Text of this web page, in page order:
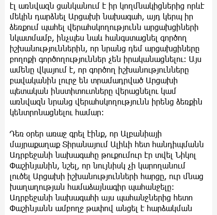
էլ առնվազն ցանկանում է իր կողմնակիցներից որևէ
մեկին դարձնել Արցախի նախագահ, այդ կերպ իր
ձեռքում պահել վերահսկողությունն արցախցիների
նկատմամբ, ինչպես նաև հանգստացնել գործող
իշխանություններին, որ նրանց դեմ արցախցիները
բողոքի գործողություններ չեն իրականացնելու։ Այս
ամենը վկայում է, որ գործող իշխանությունները
բավականին լուրջ են տրամադրված Արցախի
պետական ինստիտուտները վերացնելու կամ
առնվազն նրանց վերահսկողությունն իրենց ձեռքին
կենտրոնացնելու համար։
Դեռ օրեր առաջ գրել էինք, որ Ալբանիայի
մայրաքաղաք Տիրանայում Ալիևի հետ հանդիպմանն
Ադրբեջանի նախագահը թուքումուր էր տվել Նիկոլ
Փաշինյանին, նշել, որ նույնիսկ չի կարողանում
լուծել Արցախի իշխանությունների հարցը, ուր մնաց
խաղաղության համաձայնագիր պահանջելը։
Ադրբեջանի նախագահի այս պահանջներից հետո
Փաշինյանն ամբողջ թափով անցել է հարձակման